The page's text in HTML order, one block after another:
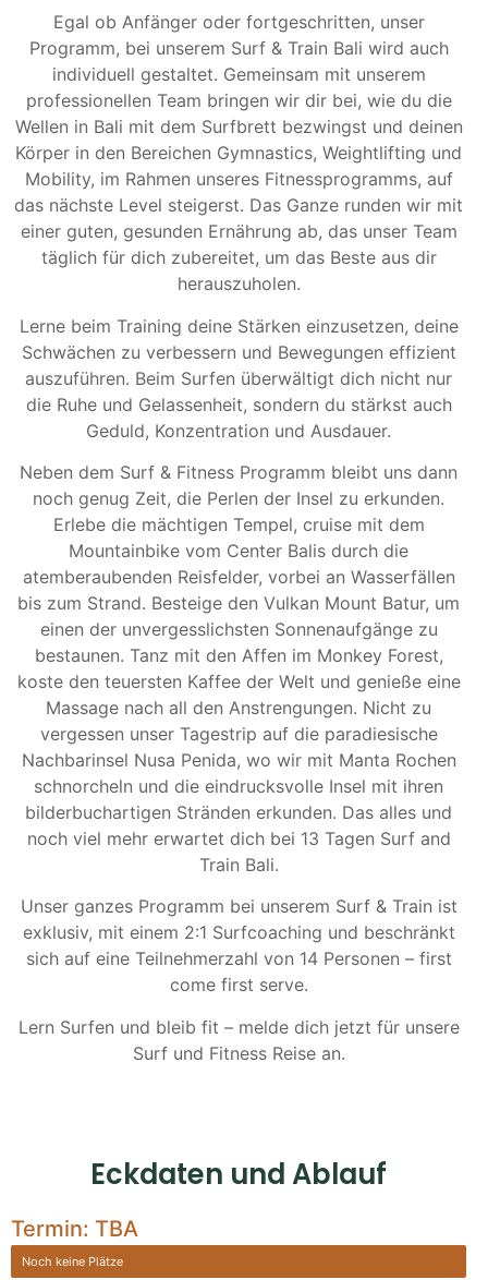
Egal ob Anfänger oder fortgeschritten, unser
Programm, bei unserem Surf & Train Bali wird auch
individuell gestaltet. Gemeinsam mit unserem
professionellen Team bringen wir dir bei, wie du die
Wellen in Bali mit dem Surfbrett bezwingst und deinen
Körper in den Bereichen Gymnastics, Weightlifting und
Mobility, im Rahmen unseres Fitnessprogramms, auf
das nächste Level steigerst. Das Ganze runden wir mit
einer guten, gesunden Ernährung ab, das unser Team
täglich für dich zubereitet, um das Beste aus dir
herauszuholen.
Lerne beim Training deine Stärken einzusetzen, deine
Schwächen zu verbessern und Bewegungen effizient
auszuführen. Beim Surfen überwältigt dich nicht nur
die Ruhe und Gelassenheit, sondern du stärkst auch
Geduld, Konzentration und Ausdauer.
Neben dem Surf & Fitness Programm bleibt uns dann
noch genug Zeit, die Perlen der Insel zu erkunden.
Erlebe die mächtigen Tempel, cruise mit dem
Mountainbike vom Center Balis durch die
atemberaubenden Reisfelder, vorbei an Wasserfällen
bis zum Strand. Besteige den Vulkan Mount Batur, um
einen der unvergesslichsten Sonnenaufgänge zu
bestaunen. Tanz mit den Affen im Monkey Forest,
koste den teuersten Kaffee der Welt und genieße eine
Massage nach all den Anstrengungen. Nicht zu
vergessen unser Tagestrip auf die paradiesische
Nachbarinsel Nusa Penida, wo wir mit Manta Rochen
schnorcheln und die eindrucksvolle Insel mit ihren
bilderbuchartigen Stränden erkunden. Das alles und
noch viel mehr erwartet dich bei 13 Tagen Surf and
Train Bali.
Unser ganzes Programm bei unserem Surf & Train ist
exklusiv, mit einem 2:1 Surfcoaching und beschränkt
sich auf eine Teilnehmerzahl von 14 Personen – first
come first serve.
Lern Surfen und bleib fit – melde dich jetzt für unsere
Surf und Fitness Reise an.
Eckdaten und Ablauf
Termin: TBA
Noch keine Plätze